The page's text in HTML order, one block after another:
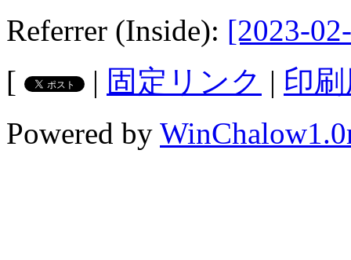
Referrer (Inside): [2023-
[
| 固定リンク | 印
Powered by